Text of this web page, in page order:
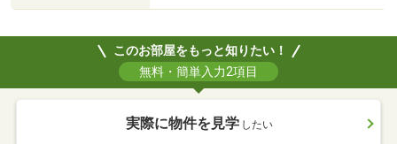
このお部屋をもっと知りたい！
無料・簡単入力2項目
実際に物件を見学 したい